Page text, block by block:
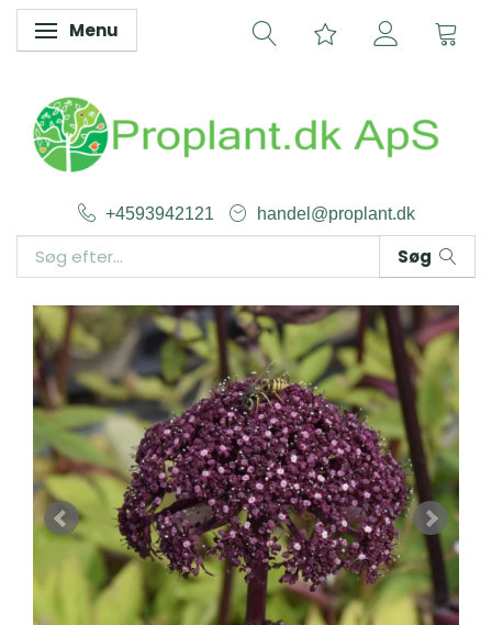
Skifte navigation
Menu
+4593942121 handel@proplant.dk
Søg